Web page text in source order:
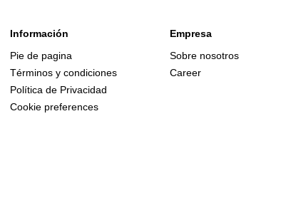
Información
Pie de pagina
Términos y condiciones
Política de Privacidad
Cookie preferences
Empresa
Sobre nosotros
Career